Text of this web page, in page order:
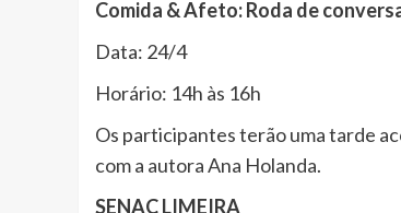
Comida & Afeto: Roda de
Data: 24/4
Horário: 14h às 16h
Os participantes terão uma tarde
com a autora Ana Holanda.
SENAC LIMEIRA